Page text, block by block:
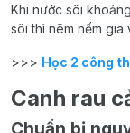
Khi nước sôi
sôi thì nêm nếm
>>> Học 2 công
Canh rau
Chuẩn bị